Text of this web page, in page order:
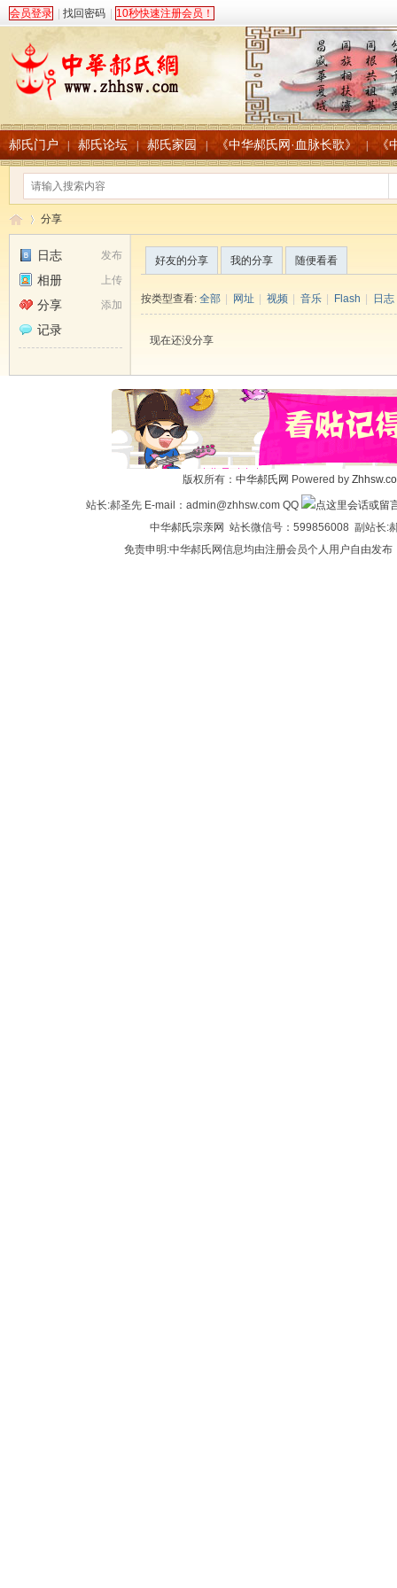
会员登录 找回密码 10秒快速注册会员！
郝氏门户 | 郝氏论坛 | 郝氏家园 | 《中华郝氏网·血脉长歌》 《
分享
发布
日志
上传
相册
添加
分享
记录
好友的分享 我的分享 随便看看
按类型查看: 全部 网址 视频 音乐 Flash 日志
现在还没分享
版权所有： 中华郝氏网 Powered by
站长:郝圣先 E-mail：admin@zhhsw.com QQ
中华郝氏宗亲网 站长微信号：599856008 副站长:
免责申明:中华郝氏网信息均由注册会员个人用户自由发